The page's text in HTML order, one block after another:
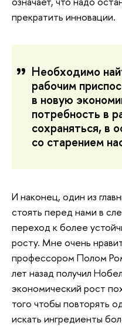
прекратить инновации.
Необходимо
рабочим
в новую
потребность в
сохраняться, в
со старением
И наконец, один из
стоять перед нами в
переход к более
росту. Мне очень
профессором Полом
лет назад получил
экономический рост
того чтобы повторять
искать ингредиенты